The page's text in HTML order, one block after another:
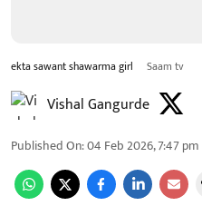
ekta sawant shawarma girl Saam tv
Vishal Gangurde
Published On:04 Feb 2026, 7:47 pm